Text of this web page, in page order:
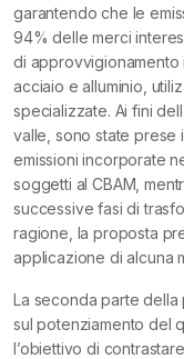
garantendo che le
94% delle merci
di
acciaio e alluminio,
specializzate. Ai fini
valle, sono state prese
emissioni incorporate
soggetti al CBAM,
successive fasi di
ragione, la proposta
applicazione di alcuna
La seconda parte della
sul potenziamento del
l’obiettivo di